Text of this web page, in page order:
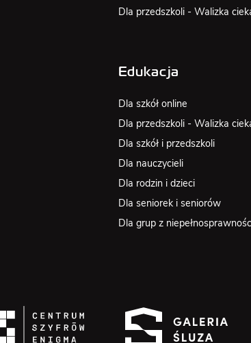
Dla przedszkoli - Walizka
Edukacja
Dla szkół online
Dla przedszkoli - Walizka
Dla szkół i przedszkoli
Dla nauczycieli
Dla rodzin i dzieci
Dla seniorek i seniorów
Dla grup z